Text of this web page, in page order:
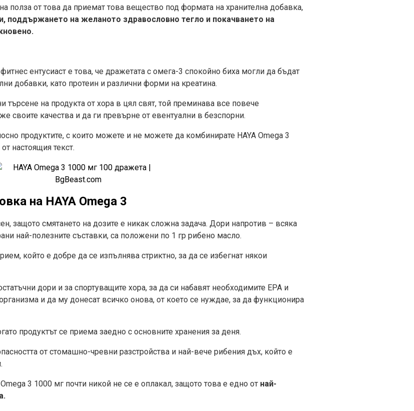
полза от това да приемат това вещество под формата на хранителна добавка,
поддържането на желаното здравословно тегло и покачването на
ентусиаст е това, че дражетата с омега-3 спокойно биха могли да бъдат
добавки, като протеин и различни форми на креатина.
търсене на продукта от хора в цял свят, той преминава все повече
своите качества и да ги превърне от евентуални в безспорни.
продуктите, с които можете и не можете да комбинирате HAYA Omega 3
настоящия текст.
на HAYA Omega 3
защото смятането на дозите е никак сложна задача. Дори напротив – всяка
най-полезните съставки, са положени по 1 гр рибено масло.
който е добре да се изпълнява стриктно, за да се избегнат някои
дори и за спортуващите хора, за да си набавят необходимите EPA и
и да му донесат всичко онова, от което се нуждае, за да функционира
продуктът се приема заедно с основните хранения за деня.
от стомашно-чревни разстройства и най-вече рибения дъх, който е
3 1000 мг почти никой не се е оплакал, защото това е едно от най-